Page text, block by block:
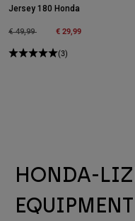
Jersey 180 Honda
Price reduced from
€ 49,99to € 29,99
(3)
HONDA-